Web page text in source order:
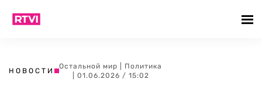
НОВОСТИ
Остальной мир
Политика
| 01.06.2026 / 15:02